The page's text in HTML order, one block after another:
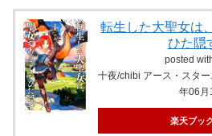
転生した大聖女は
ひた隠
posted
十夜/chibi アース・スタ
年06月
楽天ブッ